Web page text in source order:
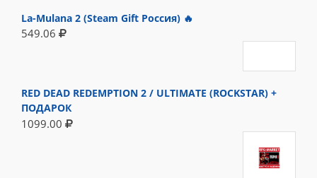
La-Mulana 2 (Steam Gift Россия) 🔥
549.06
RED DEAD REDEMPTION 2 / ULTIMATE (ROCKSTAR) +
ПОДАРОК
1099.00